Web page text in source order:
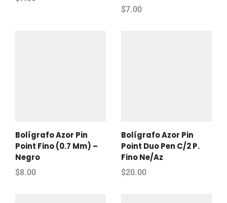
$7.00
Bolígrafo Azor Pin
Point Fino (0.7 Mm) –
Negro
$8.00
Bolígrafo Azor Pin
Point Duo Pen C/2 P.
Fino Ne/Az
$20.00